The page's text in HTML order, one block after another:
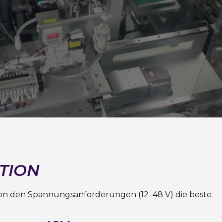
den Spannungsanforderungen (12–48 V) die beste